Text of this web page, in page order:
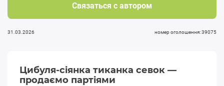
Связаться с автором
31.03.2026 номер оголошення: 39075
Цибуля-сіянка тиканка севок —
продаємо партіями